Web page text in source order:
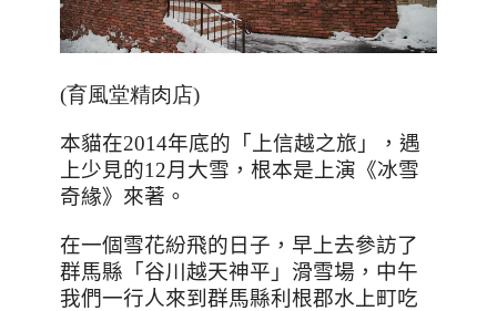
(育風堂精肉店)
本貓在2014年底的「上信越之旅」，遇
上少見的12月大雪，根本是上演 《冰雪
奇緣》來著。
在一個雪花紛飛的日子，早上去參訪了
群馬縣「谷川越天神平」滑雪場，中午
我們一行人來到群馬縣利根郡水上町吃